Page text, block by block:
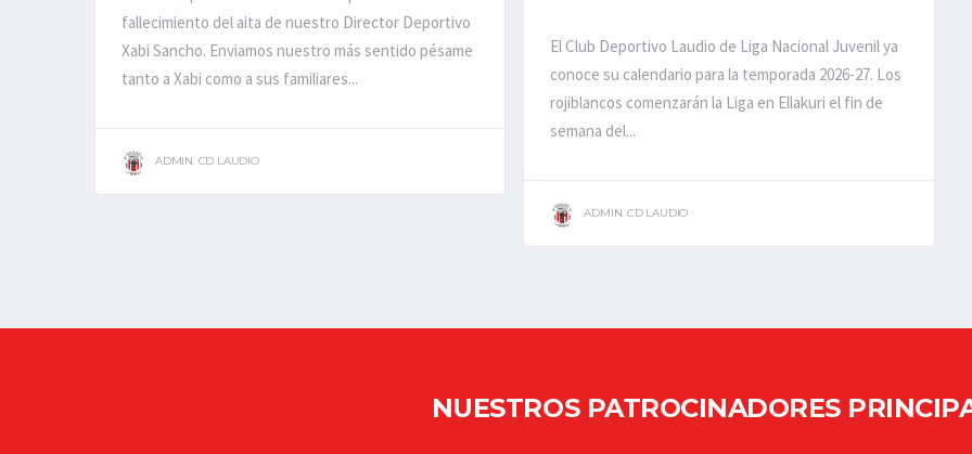
fallecimiento del aita de nuestro Director Deportivo
Xabi Sancho. Enviamos nuestro más sentido pésame
tanto a Xabi como a sus familiares...
ADMIN. CD LAUDIO
El Club Deportivo Laudio de Liga Nacional Juvenil ya
conoce su calendario para la temporada 2026-27. Los
rojiblancos comenzarán la Liga en Ellakuri el fin de
semana del...
ADMIN. CD LAUDIO
NUESTROS PATROCINADORES